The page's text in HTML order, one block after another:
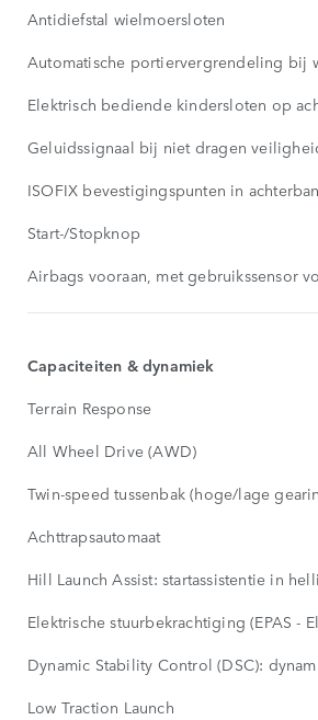
Antidiefstal wielmoersloten
Automatische portiervergrendeling bij
Elektrisch bediende kindersloten op
Geluidssignaal bij niet dragen
ISOFIX bevestigingspunten in
Start-/Stopknop
Airbags vooraan, met gebruikssensor
Capaciteiten & dynamiek
Terrain Response
All Wheel Drive (AWD)
Twin-speed tussenbak (hoge/lage
Achttrapsautomaat
Hill Launch Assist: startassistentie in
Elektrische stuurbekrachtiging (EPAS -
Dynamic Stability Control (DSC):
Low Traction Launch